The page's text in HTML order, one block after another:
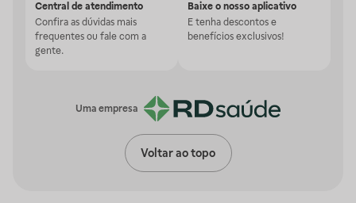
Central de atendimento
Confira as dúvidas mais
frequentes ou fale com a
gente.
Baixe o nosso aplicativo
E tenha descontos e
benefícios exclusivos!
Uma empresa
Voltar ao topo